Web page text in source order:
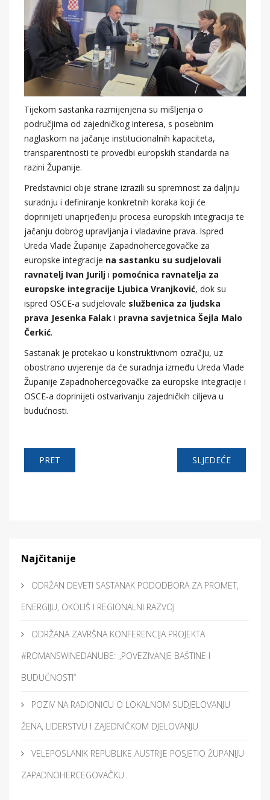
Tijekom sastanka razmijenjena su mišljenja o
područjima od zajedničkog interesa, s posebnim
naglaskom na jačanje institucionalnih kapaciteta,
transparentnosti te provedbi europskih standarda na
razini Županije.
Predstavnici obje strane izrazili su spremnost za daljnju
suradnju i definiranje konkretnih koraka koji će
doprinijeti unaprjeđenju procesa europskih integracija te
jačanju dobrog upravljanja i vladavine prava. Ispred
Ureda Vlade Županije Zapadnohercegovačke za
europske integracije na sastanku su sudjelovali
ravnatelj Ivan Jurilj i pomoćnica ravnatelja za
europske integracije Ljubica Vranjković, dok su
ispred OSCE-a sudjelovale službenica za ljudska
prava Jesenka Falak i pravna savjetnica Šejla Malo
Čerkić.
Sastanak je protekao u konstruktivnom ozračju, uz
obostrano uvjerenje da će suradnja između Ureda Vlade
Županije Zapadnohercegovačke za europske integracije i
OSCE-a doprinijeti ostvarivanju zajedničkih ciljeva u
budućnosti.
PRET SLJEDEĆE
Najčitanije
ODRŽAN DEVETI SASTANAK PODODBORA ZA PROMET,
ENERGIJU, OKOLIŠ I REGIONALNI RAZVOJ
ODRŽANA ZAVRŠNA KONFERENCIJA PROJEKTA
#ROMANSWINEDANUBE: „POVEZIVANJE BAŠTINE I
BUDUĆNOSTI“
POZIV NA RADIONICU O LOKALNOM SUDJELOVANJU
ŽENA, LIDERSTVU I ZAJEDNIČKOM DJELOVANJU
VELEPOSLANIK REPUBLIKE AUSTRIJE POSJETIO ŽUPANIJU
ZAPADNOHERCEGOVAČKU